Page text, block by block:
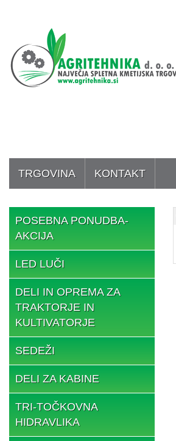
TRGOVINA KONTAKT
POSEBNA PONUDBA-
AKCIJA
LED LUČI
DELI IN OPREMA ZA
TRAKTORJE IN
KULTIVATORJE
SEDEŽI
DELI ZA KABINE
TRI-TOČKOVNA
HIDRAVLIKA